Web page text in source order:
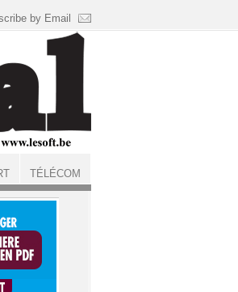
by Email
TÉLÉCOM